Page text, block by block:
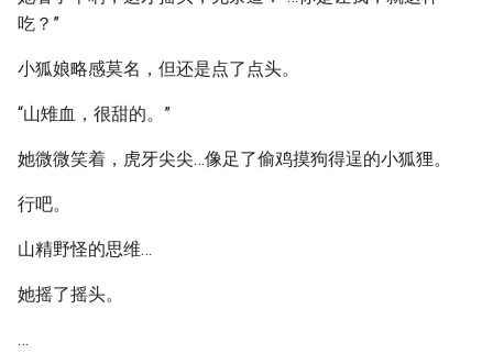
吃？”
小狐娘略感莫名，但还是点了点头。
“山雉血，很甜的。”
她微微笑着，虎牙尖尖…像足了偷鸡摸狗得逞的小狐狸。
行吧。
山精野怪的思维…
她摇了摇头。
…